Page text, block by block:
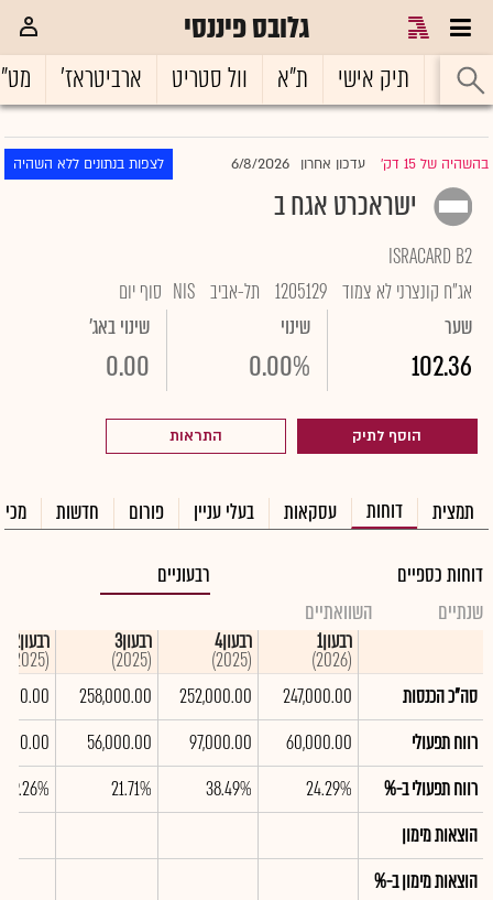
גלובס פיננסי
ראשי תיק אישי ת"א וול סטריט ארביטראז'
בהשהיה של 15 דק' |עדכון אחרון 6/8/2026 לצפות בנתונים ללא השהיה
ישראכרט אגח ב
ISRACARD B2
אג"ח קונצרני לא צמוד 1205129 תל-אביב NIS סוף יום
שער
102.36
שינוי
0.00%
שינוי באג'
0.00
הוסף לתיק התראות
תמצית דוחות עסקאות בעלי עניין פורום חדשות
דוחות כספיים
רבעוניים
שנתיים
השוואתיים
רבעון1
(2026)
רבעון4
(2025)
רבעון3
(2025)
רבעון2
(2025)
סה"כ הכנסות
247,000.00
252,000.00
258,000.00
רווח תפעולי
60,000.00
97,000.00
56,000.00
רווח תפעולי ב-%
24.29%
38.49%
21.71%
-69.26%
הוצאות מימון
הוצאות מימון ב-%